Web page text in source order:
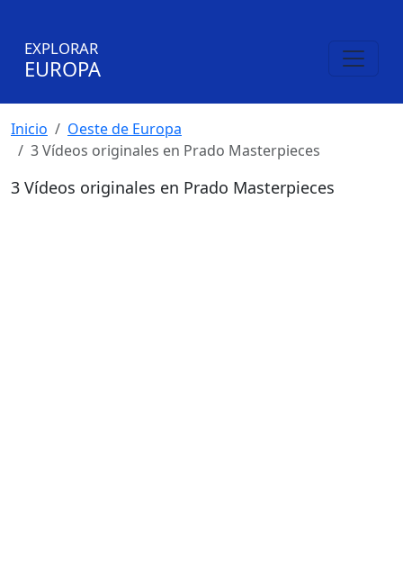
EXPLORAR
EUROPA
Inicio
Oeste de Europa
3 Vídeos originales en Prado Masterpieces
3 Vídeos originales en Prado Masterpieces